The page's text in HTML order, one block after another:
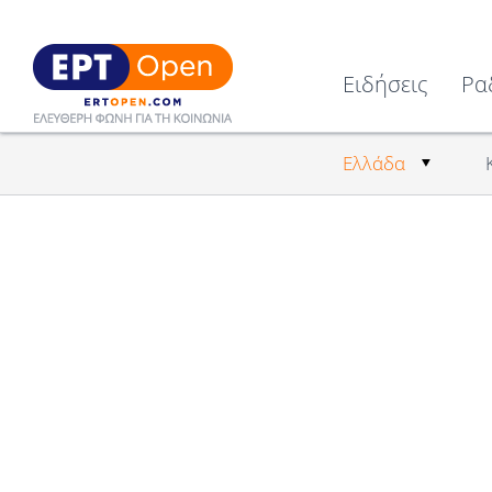
Ειδήσεις
Ελλάδα